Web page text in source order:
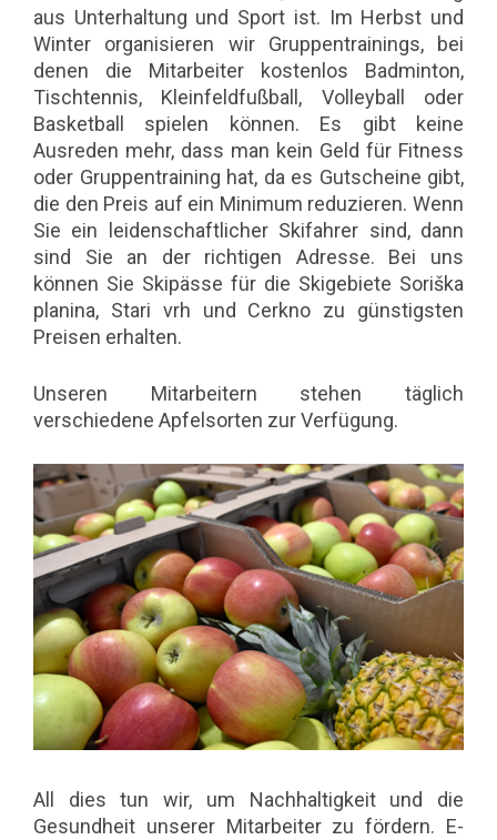
aus Unterhaltung und Sport ist. Im Herbst und
Winter organisieren wir Gruppentrainings, bei
denen die Mitarbeiter kostenlos Badminton,
Tischtennis, Kleinfeldfußball, Volleyball oder
Basketball spielen können. Es gibt keine
Ausreden mehr, dass man kein Geld für Fitness
oder Gruppentraining hat, da es Gutscheine gibt,
die den Preis auf ein Minimum reduzieren. Wenn
Sie ein leidenschaftlicher Skifahrer sind, dann
sind Sie an der richtigen Adresse. Bei uns
können Sie Skipässe für die Skigebiete Soriška
planina, Stari vrh und Cerkno zu günstigsten
Preisen erhalten.
Unseren Mitarbeitern stehen täglich
verschiedene Apfelsorten zur Verfügung.
All dies tun wir, um Nachhaltigkeit und die
Gesundheit unserer Mitarbeiter zu fördern. E-